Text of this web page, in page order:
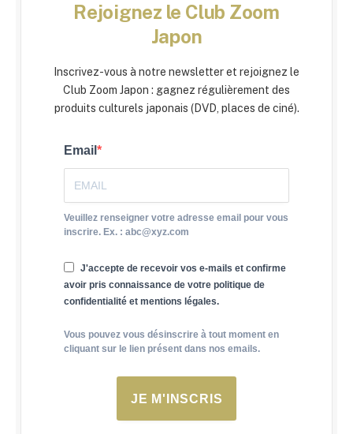
Rejoignez le Club Zoom
Japon
Inscrivez-vous à notre newsletter et rejoignez le
Club Zoom Japon : gagnez régulièrement des
produits culturels japonais (DVD, places de ciné).
Email
Veuillez renseigner votre adresse email pour vous
inscrire. Ex. : abc@xyz.com
J'accepte de recevoir vos e-mails et confirme
avoir pris connaissance de votre politique de
confidentialité et mentions légales.
Vous pouvez vous désinscrire à tout moment en
cliquant sur le lien présent dans nos emails.
JE M'INSCRIS